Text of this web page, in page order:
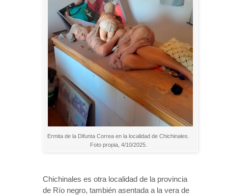
Ermita de la Difunta Correa en la localidad de Chichinales.
Foto propia, 4/10/2025.
Chichinales es otra localidad de la provincia
de Río negro, también asentada a la vera de